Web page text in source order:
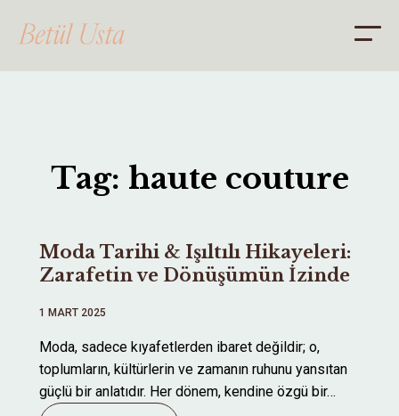
Tag: haute couture
Moda Tarihi & Işıltılı Hikayeleri:
Zarafetin ve Dönüşümün İzinde
1 MART 2025
Moda, sadece kıyafetlerden ibaret değildir; o,
toplumların, kültürlerin ve zamanın ruhunu yansıtan
güçlü bir anlatıdır. Her dönem, kendine özgü bir…
HAKKIMDA
BLOG